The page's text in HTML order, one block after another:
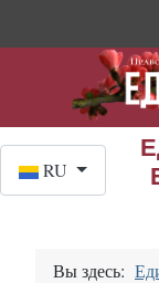
RU
Вы здесь: